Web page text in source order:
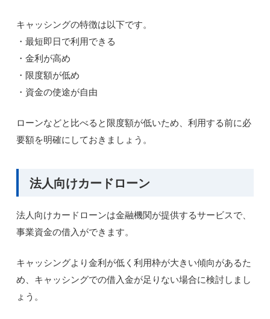
キャッシングの特徴は以下です。
・最短即日で利用できる
・金利が高め
・限度額が低め
・資金の使途が自由
ローンなどと比べると限度額が低いため、利用する前に必
要額を明確にしておきましょう。
法人向けカードローン
法人向けカードローンは金融機関が提供するサービスで、
事業資金の借入ができます。
キャッシングより金利が低く利用枠が大きい傾向があるた
め、キャッシングでの借入金が足りない場合に検討しまし
ょう。